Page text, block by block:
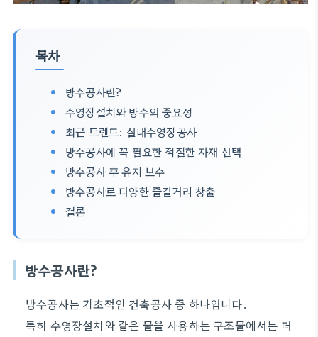
목차
방수공사란?
수영장설치와 방수의 중요성
최근 트렌드: 실내수영장공사
방수공사에 꼭 필요한 적절한 자재 선택
방수공사 후 유지 보수
방수공사로 다양한 즐길거리 창출
결론
방수공사란?
방수공사는 기초적인 건축공사 중 하나입니다.
특히 수영장설치와 같은 물을 사용하는 구조물에서는 더